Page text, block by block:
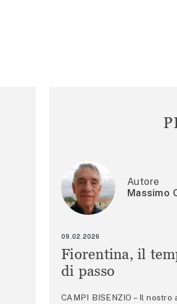
Autore
Massimo
09.02.2026
Fiorentina, il
di passo
CAMPI BISENZIO – Il